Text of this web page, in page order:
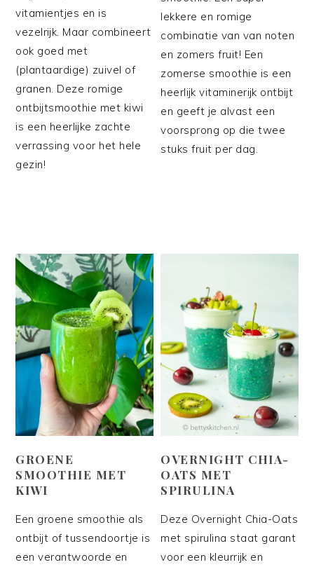
vitamientjes en is
vezelrijk. Maar combineert
ook goed met
(plantaardige) zuivel of
granen. Deze romige
ontbijtsmoothie met kiwi
is een heerlijke zachte
verrassing voor het hele
gezin!
lekkere en romige
combinatie van van noten
en zomers fruit! Een
zomerse smoothie is een
heerlijk vitaminerijk ontbijt
en geeft je alvast een
voorsprong op die twee
stuks fruit per dag.
GROENE
SMOOTHIE MET
KIWI
Een groene smoothie als
ontbijt of tussendoortje is
een verantwoorde en
OVERNIGHT CHIA-
OATS MET
SPIRULINA
Deze Overnight Chia-Oats
met spirulina staat garant
voor een kleurrijk en